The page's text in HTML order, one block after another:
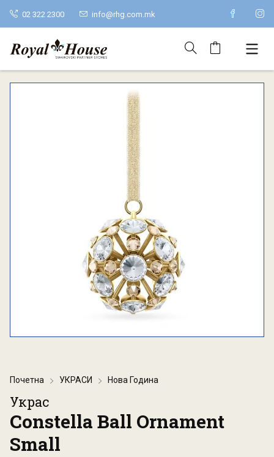
02 322 2300 info@rhg.com.mk
Почетна УКРАСИ Нова Година
Украс
Constella Ball Ornament
Small